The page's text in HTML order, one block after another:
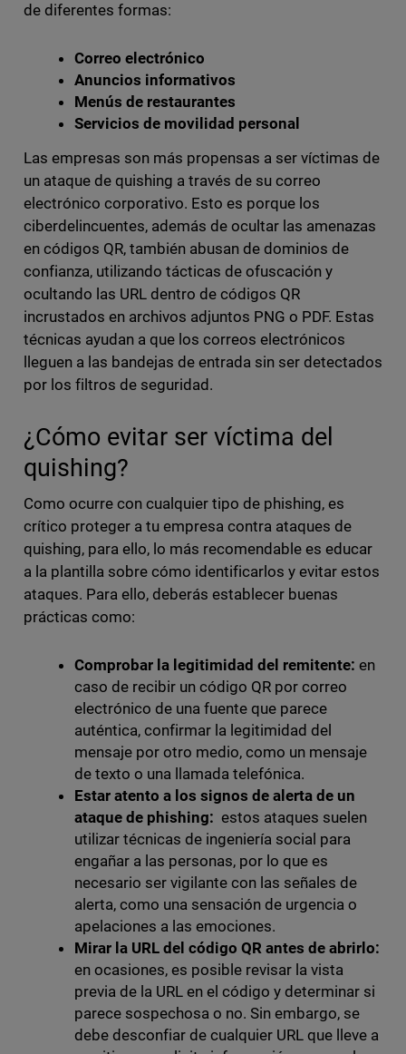
de diferentes formas:
Correo electrónico
Anuncios informativos
Menús de restaurantes
Servicios de movilidad personal
Las empresas son más propensas a ser víctimas de
un ataque de quishing a través de su correo
electrónico corporativo. Esto es porque los
ciberdelincuentes, además de ocultar las amenazas
en códigos QR, también abusan de dominios de
confianza, utilizando tácticas de ofuscación y
ocultando las URL dentro de códigos QR
incrustados en archivos adjuntos PNG o PDF. Estas
técnicas ayudan a que los correos electrónicos
lleguen a las bandejas de entrada sin ser detectados
por los filtros de seguridad.
¿Cómo evitar ser víctima del
quishing?
Como ocurre con cualquier tipo de phishing, es
crítico proteger a tu empresa contra ataques de
quishing, para ello, lo más recomendable es educar
a la plantilla sobre cómo identificarlos y evitar estos
ataques. Para ello, deberás establecer buenas
prácticas como:
Comprobar la legitimidad del remitente:en
caso de recibir un código QR por correo
electrónico de una fuente que parece
auténtica, confirmar la legitimidad del
mensaje por otro medio, como un mensaje
de texto o una llamada telefónica.
Estar atento a los signos de alerta de un
ataque de phishing: estos ataques suelen
utilizar técnicas de ingeniería social para
engañar a las personas, por lo que es
necesario ser vigilante con las señales de
alerta, como una sensación de urgencia o
apelaciones a las emociones.
Mirar la URL del código QR antes de abrirlo:
en ocasiones, es posible revisar la vista
previa de la URL en el código y determinar si
parece sospechosa o no. Sin embargo, se
debe desconfiar de cualquier URL que lleve a